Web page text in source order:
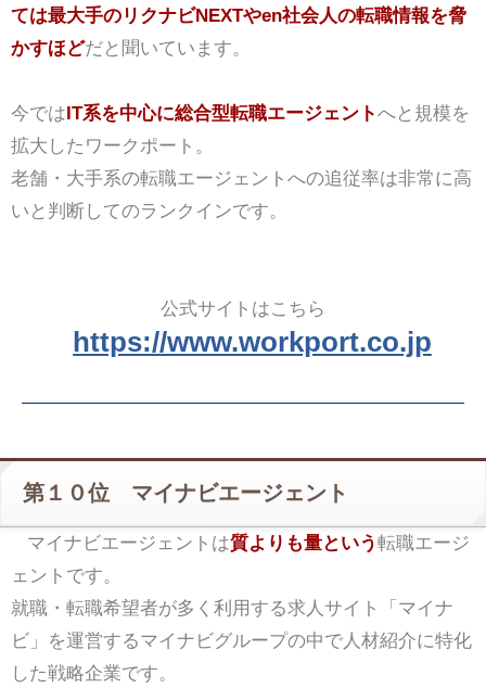
ては最大手のリクナビNEXTやen社会人の転職情報を脅
かすほどだと聞いています。
今ではIT系を中心に総合型転職エージェントへと規模を
拡大したワークポート。
老舗・大手系の転職エージェントへの追従率は非常に高
いと判断してのランクインです。
公式サイトはこちら
https://www.workport.co.jp
第１０位 マイナビエージェント
マイナビエージェントは質よりも量という転職エージ
ェントです。
就職・転職希望者が多く利用する求人サイト「マイナ
ビ」を運営するマイナビグループの中で人材紹介に特化
した戦略企業です。